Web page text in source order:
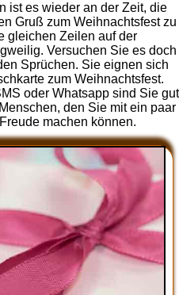
ist es wieder an der Zeit, die
Gruß zum Weihnachtsfest zu
gleichen Zeilen auf der
Versuchen Sie es doch
Sprüchen. Sie eignen sich
zum Weihnachtsfest.
oder Whatsapp sind Sie gut
den Sie mit ein paar
machen können.